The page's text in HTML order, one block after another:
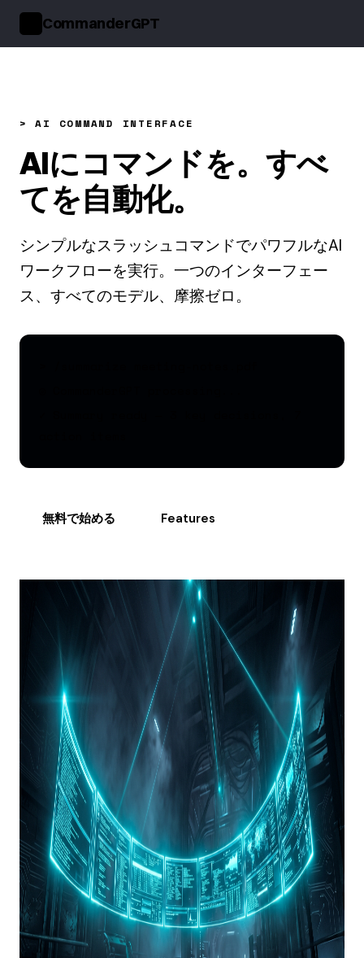
CommanderGPT
> AI COMMAND INTERFACE
AIにコマンドを。すべ
てを自動化。
シンプルなスラッシュコマンドでパワフルなAI
ワークフローを実行。一つのインターフェー
ス、すべてのモデル、摩擦ゼロ。
無料で始める Features